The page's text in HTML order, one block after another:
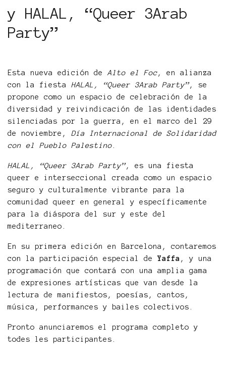
y HALAL, “Queer 3Arab
Party”
Esta nueva edición de Alto el Foc, en alianza
con la fiesta HALAL, “Queer 3Arab Party”, se
propone como un espacio de celebración de la
diversidad y reivindicación de las identidades
silenciadas por la guerra, en el marco del 29
de noviembre, Día Internacional de Solidaridad
con el Pueblo Palestino
HALAL, “Queer 3Arab Party”, es una fiesta
queer e interseccional creada como un espacio
seguro y culturalmente vibrante para la
comunidad queer en general y específicamente
para la diáspora del sur y este del
mediterraneo.
En su primera edición en Barcelona, contaremos
con la participación especial de Yaffa , y una
programación que contará con una amplia gama
de expresiones artísticas que van desde la
lectura de manifiestos, poesías, cantos,
música, performances y bailes colectivos.
Pronto anunciaremos el programa completo y
todes les participantes.